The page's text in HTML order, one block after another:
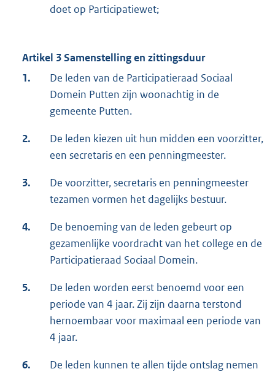
doet op Participatiewet;
Artikel 3 Samenstelling en zittingsduur
1.
De leden van de Participatieraad Sociaal
Domein Putten zijn woonachtig in de
gemeente Putten.
2.
De leden kiezen uit hun midden een voorzitter,
een secretaris en een penningmeester.
3.
De voorzitter, secretaris en penningmeester
tezamen vormen het dagelijks bestuur.
4.
De benoeming van de leden gebeurt op
gezamenlijke voordracht van het college en de
Participatieraad Sociaal Domein.
5.
De leden worden eerst benoemd voor een
periode van 4 jaar. Zij zijn daarna terstond
hernoembaar voor maximaal een periode van
4 jaar.
6.
De leden kunnen te allen tijde ontslag nemen